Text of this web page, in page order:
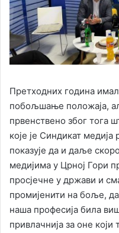
Претходних година
побољшање положаја,
првенствено због тога
које је Синдикат медија
показује да и даље
медијима у Црној Гори
просјечне у држави и
промијенити на боље,
наша професија била
привлачнија за оне